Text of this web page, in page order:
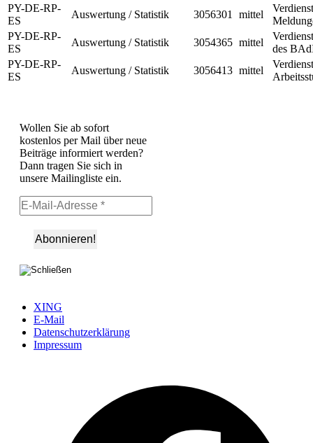
PY-DE-RP-
ES
Auswertung / Statistik 3056301 mittel
PY-DE-RP-
ES
Auswertung / Statistik 3054365 mittel
des
PY-DE-RP-
ES
Auswertung / Statistik 3056413 mittel
Wollen Sie ab sofort
kostenlos per Mail über neue
Beiträge informiert werden?
Dann tragen Sie sich in
unsere Mailingliste ein.
XING
E-Mail
Datenschutzerklärung
Impressum